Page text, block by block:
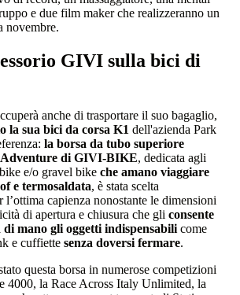
e due film maker che realizzeranno un
novembre.
GIVI sulla bici di
anche di trasportare il suo bagaglio,
la sua bici da corsa K1 dell'azienda Park
la borsa da tubo superiore
Adventure di GIVI-BIKE, dedicata agli
e/o gravel bike che amano viaggiare
e termosaldata, è stata scelta
l’ottima capienza nonostante le dimensioni
di apertura e chiusura che gli consente
mano gli oggetti indispensabili come
e cuffiette senza doversi fermare.
questa borsa in numerose competizioni
4000, la Race Across Italy Unlimited, la